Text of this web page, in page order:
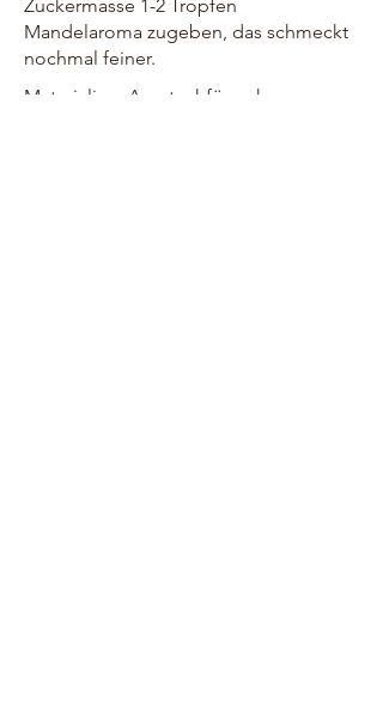
Zuckermasse 1-2 Tropfen
Mandelaroma zugeben, das schmeckt
nochmal feiner.
Materialien:
Ausstechförmchen